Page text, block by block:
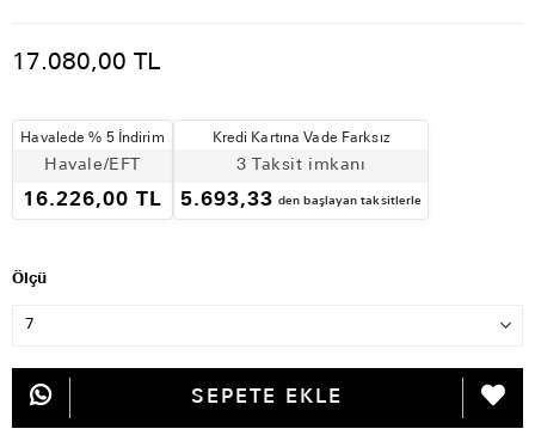
17.080,00 TL
Havalede % 5 İndirim
Havale/EFT
16.226,00 TL
Kredi Kartına Vade Farksız
3 Taksit imkanı
5.693,33 den başlayan taksitlerle
Ölçü